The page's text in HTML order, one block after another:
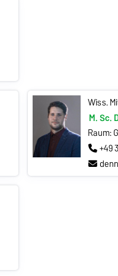
Wiss.
M. Sc.
Raum:
+49